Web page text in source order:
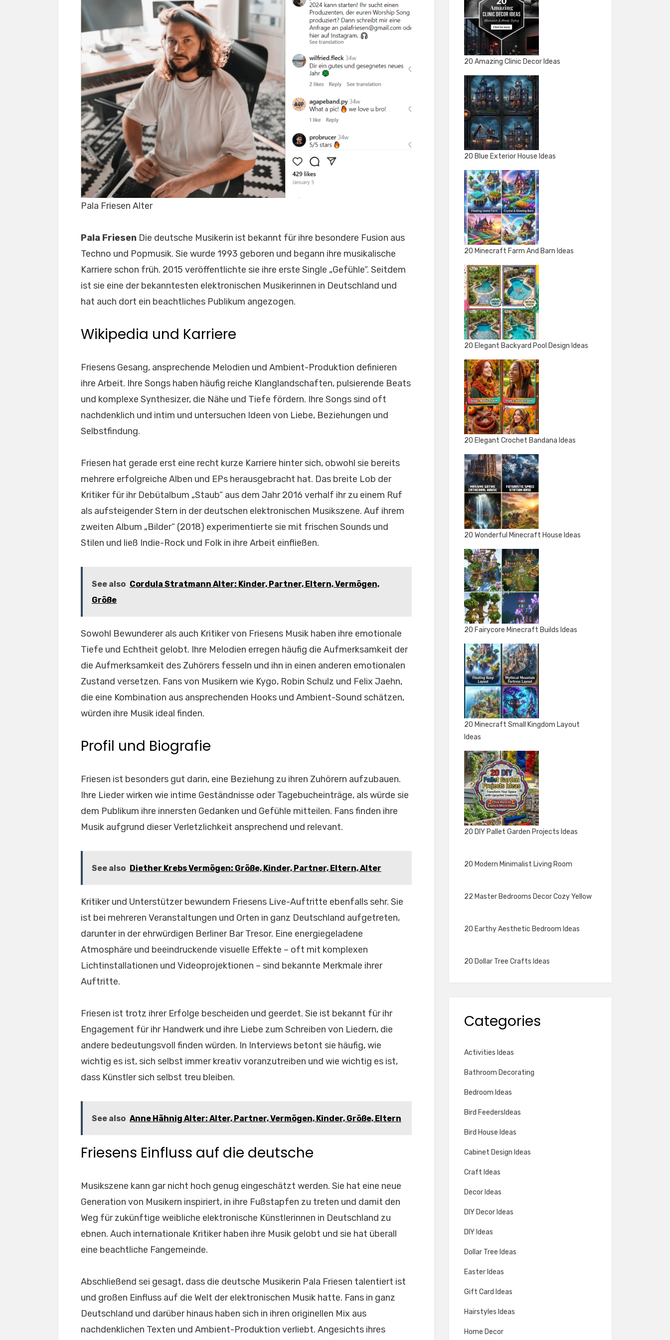
Pala Friesen Alter
Pala Friesen Die deutsche Musikerin ist bekannt für ihre besondere Fusion aus
Techno und Popmusik. Sie wurde 1993 geboren und begann ihre musikalische
Karriere schon früh. 2015 veröffentlichte sie ihre erste Single „Gefühle“. Seitdem
ist sie eine der bekanntesten elektronischen Musikerinnen in Deutschland und
hat auch dort ein beachtliches Publikum angezogen.
Wikipedia und Karriere
Friesens Gesang, ansprechende Melodien und Ambient-Produktion definieren
ihre Arbeit. Ihre Songs haben häufig reiche Klanglandschaften, pulsierende Beats
und komplexe Synthesizer, die Nähe und Tiefe fördern. Ihre Songs sind oft
nachdenklich und intim und untersuchen Ideen von Liebe, Beziehungen und
Selbstfindung.
Friesen hat gerade erst eine recht kurze Karriere hinter sich, obwohl sie bereits
mehrere erfolgreiche Alben und EPs herausgebracht hat. Das breite Lob der
Kritiker für ihr Debütalbum „Staub“ aus dem Jahr 2016 verhalf ihr zu einem Ruf
als aufsteigender Stern in der deutschen elektronischen Musikszene. Auf ihrem
zweiten Album „Bilder“ (2018) experimentierte sie mit frischen Sounds und
Stilen und ließ Indie-Rock und Folk in ihre Arbeit einfließen.
See also Cordula Stratmann Alter: Kinder, Partner, Eltern, Vermögen,
Größe
Sowohl Bewunderer als auch Kritiker von Friesens Musik haben ihre emotionale
Tiefe und Echtheit gelobt. Ihre Melodien erregen häufig die Aufmerksamkeit der
die Aufmerksamkeit des Zuhörers fesseln und ihn in einen anderen emotionalen
Zustand versetzen. Fans von Musikern wie Kygo, Robin Schulz und Felix Jaehn,
die eine Kombination aus ansprechenden Hooks und Ambient-Sound schätzen,
würden ihre Musik ideal finden.
Profil und Biografie
Friesen ist besonders gut darin, eine Beziehung zu ihren Zuhörern aufzubauen.
Ihre Lieder wirken wie intime Geständnisse oder Tagebucheinträge, als würde sie
dem Publikum ihre innersten Gedanken und Gefühle mitteilen. Fans finden ihre
Musik aufgrund dieser Verletzlichkeit ansprechend und relevant.
See also Diether Krebs Vermögen: Größe, Kinder, Partner, Eltern, Alter
Kritiker und Unterstützer bewundern Friesens Live-Auftritte ebenfalls sehr. Sie
ist bei mehreren Veranstaltungen und Orten in ganz Deutschland aufgetreten,
darunter in der ehrwürdigen Berliner Bar Tresor. Eine energiegeladene
Atmosphäre und beeindruckende visuelle Effekte – oft mit komplexen
Lichtinstallationen und Videoprojektionen – sind bekannte Merkmale ihrer
Auftritte.
Friesen ist trotz ihrer Erfolge bescheiden und geerdet. Sie ist bekannt für ihr
Engagement für ihr Handwerk und ihre Liebe zum Schreiben von Liedern, die
andere bedeutungsvoll finden würden. In Interviews betont sie häufig, wie
wichtig es ist, sich selbst immer kreativ voranzutreiben und wie wichtig es ist,
dass Künstler sich selbst treu bleiben.
See also Anne Hähnig Alter: Alter, Partner, Vermögen, Kinder, Größe, Eltern
Friesens Einfluss auf die deutsche
Musikszene kann gar nicht hoch genug eingeschätzt werden. Sie hat eine neue
Generation von Musikern inspiriert, in ihre Fußstapfen zu treten und damit den
Weg für zukünftige weibliche elektronische Künstlerinnen in Deutschland zu
ebnen. Auch internationale Kritiker haben ihre Musik gelobt und sie hat überall
eine beachtliche Fangemeinde.
Abschließend sei gesagt, dass die deutsche Musikerin Pala Friesen talentiert ist
und großen Einfluss auf die Welt der elektronischen Musik hatte. Fans in ganz
Deutschland und darüber hinaus haben sich in ihren originellen Mix aus
nachdenklichen Texten und Ambient-Produktion verliebt. Angesichts ihres
20 Amazing Clinic Decor Ideas
20 Blue Exterior House Ideas
20 Minecraft Farm And Barn Ideas
20 Elegant Backyard Pool Design Ideas
20 Elegant Crochet Bandana Ideas
20 Wonderful Minecraft House Ideas
20 Fairycore Minecraft Builds Ideas
20 Minecraft Small Kingdom Layout
Ideas
20 DIY Pallet Garden Projects Ideas
20 Modern Minimalist Living Room
22 Master Bedrooms Decor Cozy Yellow
20 Earthy Aesthetic Bedroom Ideas
20 Dollar Tree Crafts Ideas
Categories
Activities Ideas
Bathroom Decorating
Bedroom Ideas
Bird FeedersIdeas
Bird House Ideas
Cabinet Design Ideas
Craft Ideas
Decor Ideas
DIY Decor Ideas
DIY Ideas
Dollar Tree Ideas
Easter Ideas
Gift Card Ideas
Hairstyles Ideas
Home Decor